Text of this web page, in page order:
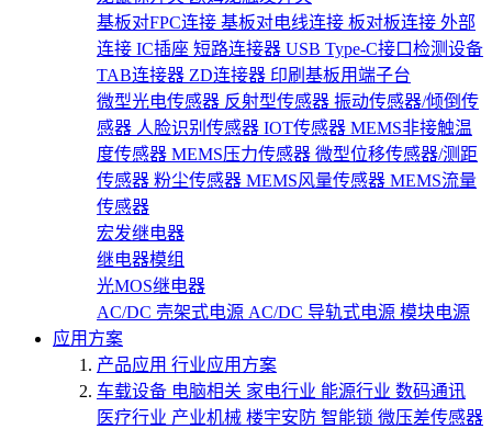
基板对FPC连接 基板对电线连接 板对板连接 外部
连接 IC插座 短路连接器 USB Type-C接口检测设备
TAB连接器 ZD连接器 印刷基板用端子台
微型光电传感器 反射型传感器 振动传感器/倾倒传
感器 人脸识别传感器 IOT传感器 MEMS非接触温
度传感器 MEMS压力传感器 微型位移传感器/测距
传感器 粉尘传感器 MEMS风量传感器 MEMS流量
传感器
宏发继电器
继电器模组
光MOS继电器
AC/DC 壳架式电源 AC/DC 导轨式电源 模块电源
应用方案
产品应用 行业应用方案
车载设备 电脑相关 家电行业 能源行业 数码通讯
医疗行业 产业机械 楼宇安防 智能锁 微压差传感器